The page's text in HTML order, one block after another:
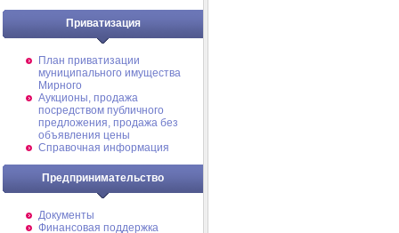
Приватизация
План приватизации
муниципального имущества
Мирного
Аукционы, продажа
посредством публичного
предложения, продажа без
объявления цены
Справочная информация
Предпринимательство
Документы
Финансовая поддержка